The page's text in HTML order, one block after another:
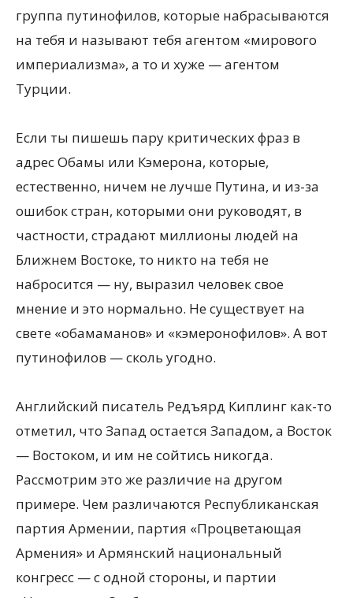
группа путинофилов, которые набрасываются
на тебя и называют тебя агентом «мирового
империализма», а то и хуже — агентом
Турции.
Если ты пишешь пару критических фраз в
адрес Обамы или Кэмерона, которые,
естественно, ничем не лучше Путина, и из-за
ошибок стран, которыми они руководят, в
частности, страдают миллионы людей на
Ближнем Востоке, то никто на тебя не
набросится — ну, выразил человек свое
мнение и это нормально. Не существует на
свете «обамаманов» и «кэмеронофилов». А вот
путинофилов — сколь угодно.
Английский писатель Редъярд Киплинг как-то
отметил, что Запад остается Западом, а Восток
— Востоком, и им не сойтись никогда.
Рассмотрим это же различие на другом
примере. Чем различаются Республиканская
партия Армении, партия «Процветающая
Армения» и Армянский национальный
конгресс — с одной стороны, и партии